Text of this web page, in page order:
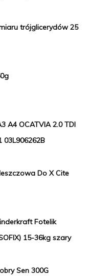
trójglicerydów 25
A4 OCATVIA 2.0 TDI
03L906262B
Do X Cite
Fotelik
15-36kg szary
Sen 300G